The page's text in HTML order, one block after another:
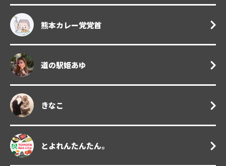
熊本カレー党党首
道の駅姫あゆ
きなこ
とよれんたんたん。